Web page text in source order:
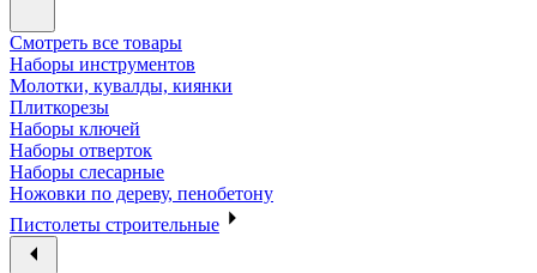
Смотреть все товары
Наборы инструментов
Молотки, кувалды, киянки
Плиткорезы
Наборы ключей
Наборы отверток
Наборы слесарные
Ножовки по дереву, пенобетону
Пистолеты строительные